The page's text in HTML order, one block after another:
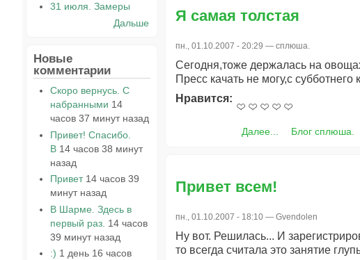
Я самая толстая
пн., 01.10.2007 - 20:29 — сплюша.
Сегодня,тоже держалась на
Пресс качать не могу,с
Нравится:
Далее... Блог сплюша.
Привет всем!
пн., 01.10.2007 - 18:10 — Gvendolen
Ну вот. Решилась... И
то всегда считала это занятие
31 июля. Замеры
Дальше
Новые
комментарии
Скоро вернусь. С
набранными 14
часов 37 минут назад
Привет! Спасибо.
В 14 часов 38 минут
назад
Привет 14 часов 39
минут назад
В Шарме. Здесь в
первый раз. 14 часов
39 минут назад
:) 1 день 16 часов